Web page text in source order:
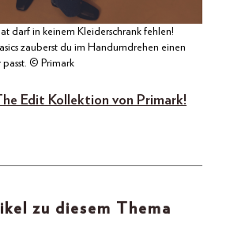
darf in keinem Kleiderschrank fehlen!
zauberst du im Handumdrehen einen
© Primark
Edit Kollektion von Primark!
zu diesem Thema